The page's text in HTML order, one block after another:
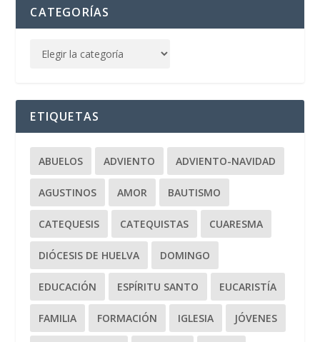
CATEGORÍAS
ETIQUETAS
ABUELOS ADVIENTO ADVIENTO-NAVIDAD
AGUSTINOS AMOR BAUTISMO
CATEQUESIS CATEQUISTAS CUARESMA
DIÓCESIS DE HUELVA DOMINGO
EDUCACIÓN ESPÍRITU SANTO EUCARISTÍA
FAMILIA FORMACIÓN IGLESIA JÓVENES